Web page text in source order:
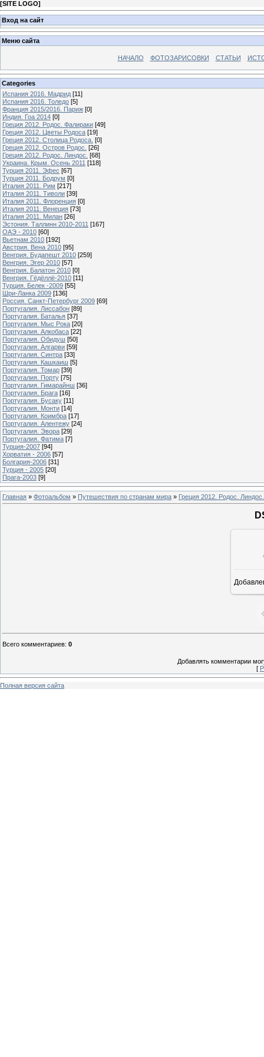
[SITE LOGO]
Вход на сайт
Меню сайта
НАЧАЛО ФОТОЗАРИСОВКИ СТАТЬИ
Categories
Испания 2016. Мадрид [11]
Испания 2016. Толедо [5]
Франция 2015/2016. Париж [0]
Индия. Гоа 2014 [0]
Греция 2012. Родос. Фалираки [49]
Греция 2012. Цветы Родоса [19]
Греция 2012. Столица Родоса. [0]
Греция 2012. Остров Родос. [26]
Греция 2012. Родос. Линдос. [68]
Украина. Крым. Осень 2011 [118]
Турция 2011. Эфес [67]
Турция 2011. Бодрум [0]
Италия 2011. Рим [217]
Италия 2011. Тиволи [39]
Италия 2011. Флоренция [0]
Италия 2011. Венеция [73]
Италия 2011. Милан [26]
Эстония. Таллинн 2010-2011 [167]
ОАЭ - 2010 [60]
Вьетнам 2010 [192]
Австрия. Вена 2010 [95]
Венгрия. Будапешт 2010 [259]
Венгрия. Эгер 2010 [57]
Венгрия. Балатон 2010 [0]
Венгрия. Гёдёллё-2010 [11]
Турция. Белек -2009 [55]
Шри-Ланка 2009 [136]
Россия. Санкт-Петербург 2009 [69]
Португалия. Лиссабон [89]
Португалия. Баталья [37]
Португалия. Мыс Рока [20]
Португалия. Алкобаса [22]
Португалия. Обидуш [50]
Португалия. Алгарви [59]
Португалия. Синтра [33]
Португалия. Кашкаиш [5]
Португалия. Томар [39]
Португалия. Порту [75]
Португалия. Гимарайнш [36]
Португалия. Брага [16]
Португалия. Бусаку [11]
Португалия. Монти [14]
Португалия. Коимбра [17]
Португалия. Алентежу [24]
Португалия. Эвора [29]
Португалия. Фатима [7]
Турция-2007 [94]
Хорватия - 2006 [57]
Болгария-2006 [31]
Турция - 2005 [20]
Прага-2003 [9]
Главная » Фотоальбом » Путешествия по странам мира » Греция 2012. Родос. Линдос.
Всего комментариев: 0
Добавлять комментарии
[
Полная версия сайта